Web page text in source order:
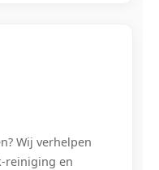
Wij verhelpen
reiniging en